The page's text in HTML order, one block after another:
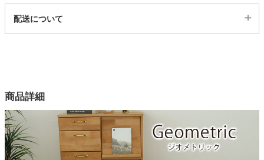
生活用品
家電・照明器具
インテリア雑貨
15000523
1色
裏表生地（毛羽）
ポリエステル100％フランネルプリント
配送について
商品詳細